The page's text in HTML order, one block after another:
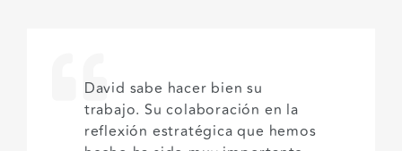
David sabe hacer bien su
trabajo. Su colaboración en la
reflexión estratégica que hemos